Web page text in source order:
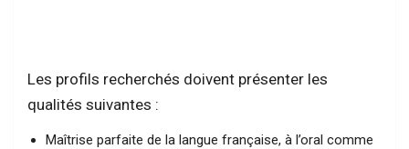
Les profils recherchés doivent présenter les
qualités suivantes :
Maîtrise parfaite de la langue française, à l’oral comme